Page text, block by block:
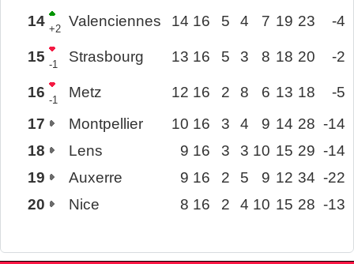
14 +2 Valenciennes 14 16 5 4 7 19 23 -4
15 -1 Strasbourg 13 16 5 3 8 18 20 -2
16 -1 Metz 12 16 2 8 6 13 18
-5
17
Montpellier 10 16 3 4 9 14 28 -14
18
Lens 9 16 3 3 10 15 29 -14
19
Auxerre 9 16 2 5 9 12 34 -22
20
Nice 8 16 2 4 10 15 28 -13